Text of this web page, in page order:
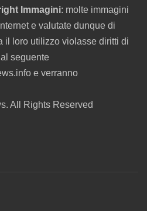
Immagini: molte immagini
e valutate dunque di
il loro utilizzo violasse diritti di
seguente
e verranno
All Rights Reserved